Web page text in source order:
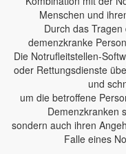
Menschen und
Durch das
demenzkranke
Die Notrufleitstellen-
oder Rettungsdienste
und
um die betroffene
Demenzkranken
sondern auch ihren
Falle eines